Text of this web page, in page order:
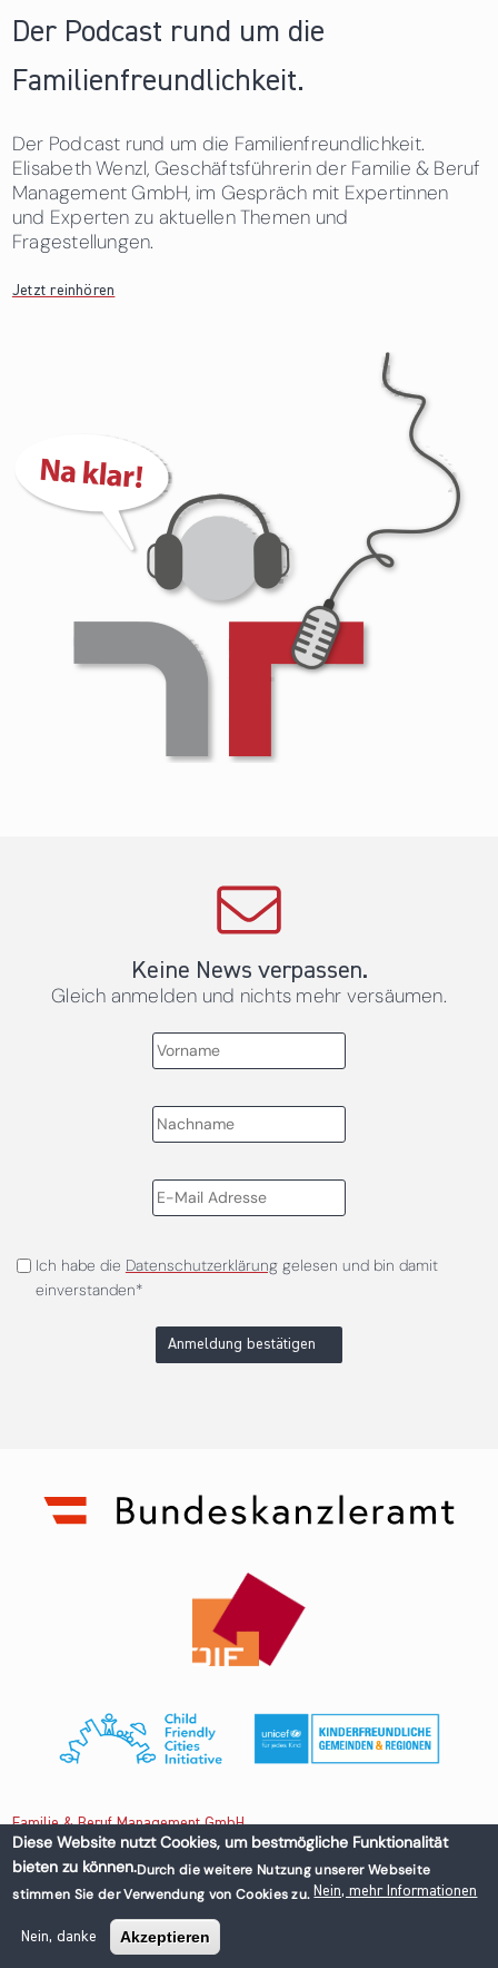
Der Podcast rund um die
Familienfreundlichkeit.
Der Podcast rund um die Familienfreundlichkeit.
Elisabeth Wenzl, Geschäftsführerin der Familie & Beruf
Management GmbH, im Gespräch mit Expertinnen
und Experten zu aktuellen Themen und
Fragestellungen.
Jetzt reinhören
Keine News verpassen.
Gleich anmelden und nichts mehr versäumen.
Ich habe die Datenschutzerklärunggelesen und bin damit
einverstanden*
Anmeldung bestätigen
Familie & Beruf Management GmbH
Untere Donaustraße 13-15/3 1020 Wien, Austria
+43 1 218 50 70
office@familieundberuf.at
Diese Website nutzt Cookies, um bestmögliche Funktionalität
bieten zu können.Durch die weitere Nutzung unserer Webseite
stimmen Sie der Verwendung von Cookies zu. Nein, mehr Informationen
Nein, danke Akzeptieren